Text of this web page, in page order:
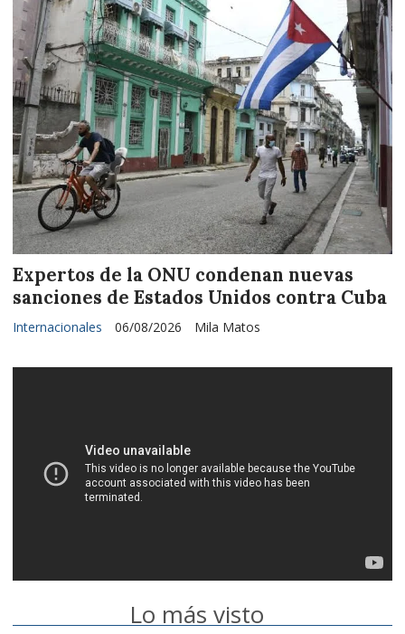
Expertos de la ONU condenan nuevas
sanciones de Estados Unidos contra Cuba
Mila Matos
Internacionales 06/08/2026
Lo más visto